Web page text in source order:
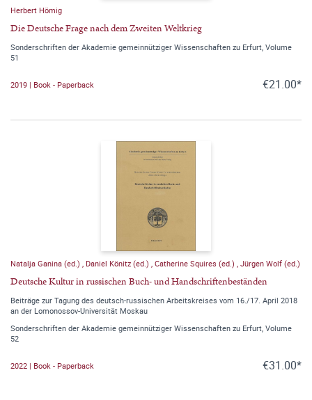
Herbert Hömig
Die Deutsche Frage nach dem Zweiten Weltkrieg
Sonderschriften der Akademie gemeinnütziger Wissenschaften zu Erfurt, Volume
51
2019 | Book - Paperback €21.00*
Natalja Ganina (ed.) , Daniel Könitz (ed.) , Catherine Squires (ed.) , Jürgen Wolf (ed.)
Deutsche Kultur in russischen Buch- und Handschriftenbeständen
Beiträge zur Tagung des deutsch-russischen Arbeitskreises vom 16./17. April 2018
an der Lomonossov-Universität Moskau
Sonderschriften der Akademie gemeinnütziger Wissenschaften zu Erfurt, Volume
52
2022 | Book - Paperback €31.00*